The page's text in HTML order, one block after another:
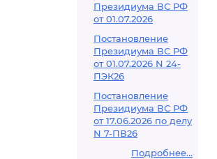
Президиума ВС РФ
от 01.07.2026
Постановление
Президиума ВС РФ
от 01.07.2026 N 24-
ПЭК26
Постановление
Президиума ВС РФ
от 17.06.2026 по делу
N 7-ПВ26
Подробнее...